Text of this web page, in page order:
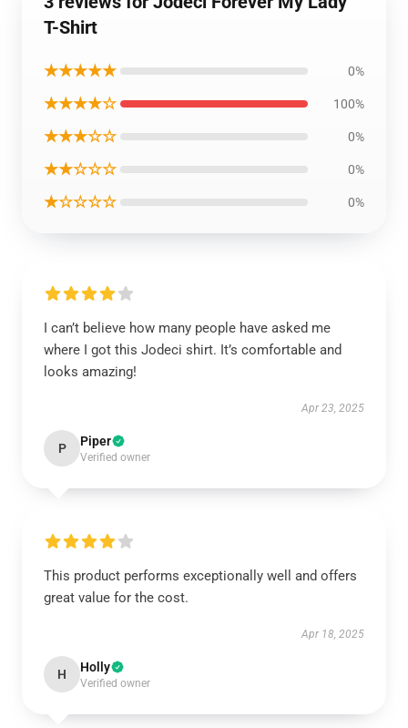
T-Shirt
★★★★★ 0%
★★★★☆ 100%
★★★☆☆ 0%
★★☆☆☆ 0%
★☆☆☆☆ 0%
I can’t believe how many people have asked me
where I got this Jodeci shirt. It’s comfortable and
looks amazing!
Apr 23, 2025
P Piper
Verified owner
This product performs exceptionally well and offers
great value for the cost.
Apr 18, 2025
H Holly
Verified owner